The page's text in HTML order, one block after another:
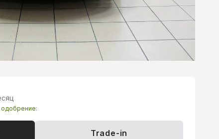
одобрение:
Trade-in